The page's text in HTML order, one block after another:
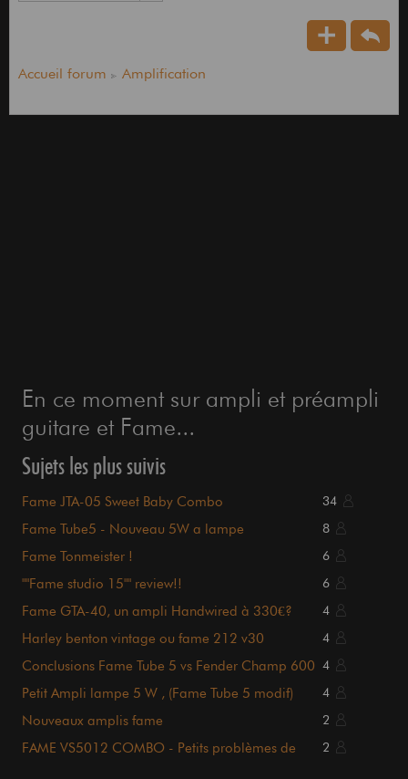
Accueil forum Amplification
En ce moment sur ampli et préampli
guitare et Fame...
Sujets les plus suivis
Fame JTA-05 Sweet Baby Combo 34
Fame Tube5 - Nouveau 5W a lampe 8
Fame Tonmeister ! 6
""Fame studio 15"" review!! 6
Fame GTA-40, un ampli Handwired à 330€? 4
Harley benton vintage ou fame 212 v30 4
Conclusions Fame Tube 5 vs Fender Champ 600 4
Petit Ampli lampe 5 W , (Fame Tube 5 modif) 4
Nouveaux amplis fame 2
FAME VS5012 COMBO - Petits problèmes de
2